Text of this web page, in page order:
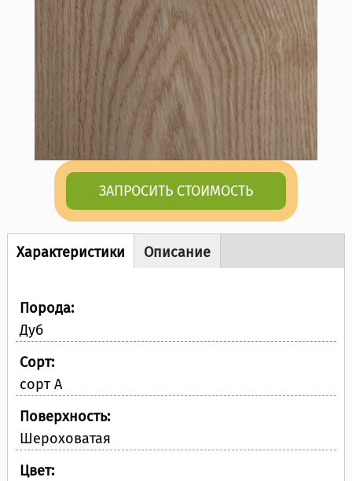
ЗАПРОСИТЬ СТОИМОСТЬ
Описание товара
Характеристики
Описание
Порода:
Дуб
Сорт:
сорт A
Поверхность:
Шероховатая
Цвет: